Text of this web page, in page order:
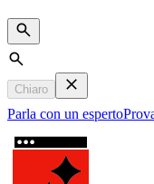
Search
Chiaro
Parla con un esperto